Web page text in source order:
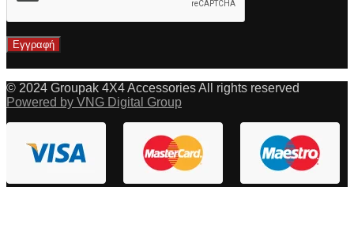
© 2024 Groupak 4X4 Accessories All rights reserved
Powered by VNG Digital Group